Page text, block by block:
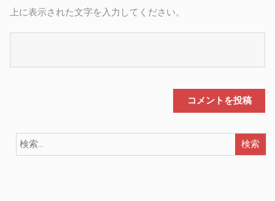
上に表示された文字を入力してください。